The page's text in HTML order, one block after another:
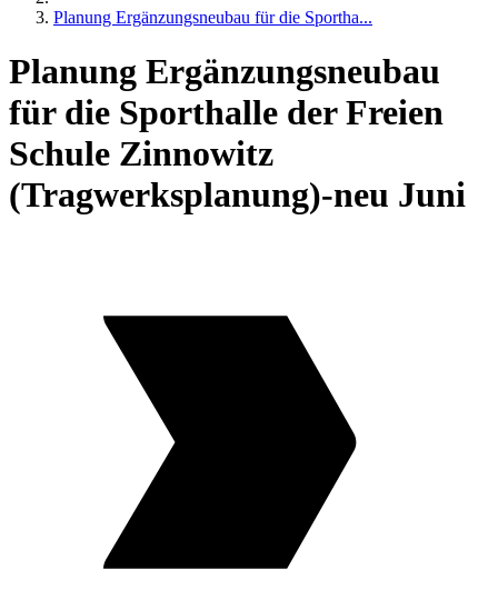
Planung Ergänzungsneubau für die Sportha...
Planung Ergänzungsneubau
für die Sporthalle der Freien
Schule Zinnowitz
(Tragwerksplanung)-neu Juni